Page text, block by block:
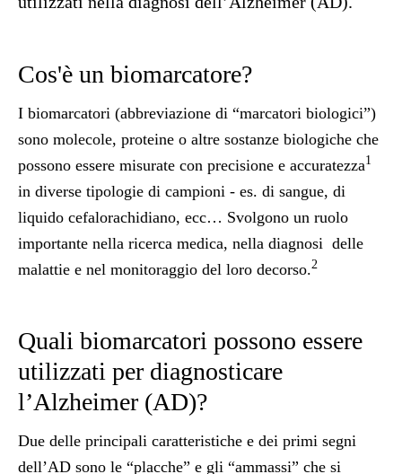
Cos'è un biomarcatore?
I biomarcatori (abbreviazione di “marcatori biologici”)
sono molecole, proteine o altre sostanze biologiche che
possono essere misurate con precisione e accuratezza1
in diverse tipologie di campioni - es. di sangue, di
liquido cefalorachidiano, ecc… Svolgono un ruolo
importante nella ricerca medica, nella diagnosi delle
malattie e nel monitoraggio del loro decorso.2
Quali biomarcatori possono essere
utilizzati per diagnosticare
l’Alzheimer (AD)?
Due delle principali caratteristiche e dei primi segni
dell’AD sono le “placche” e gli “ammassi” che si